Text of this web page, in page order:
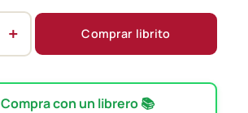
+ Comprar librito
Compra con un librero 📚